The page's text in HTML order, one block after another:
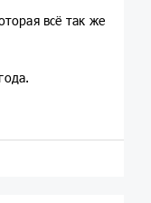
всё так же